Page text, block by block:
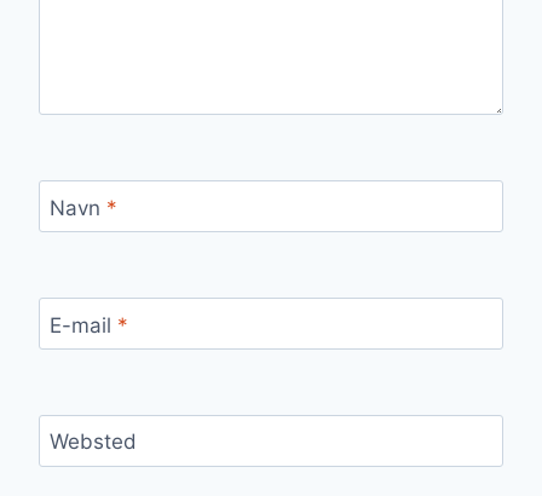
Navn *
E-mail *
Websted